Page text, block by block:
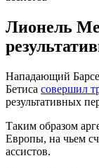
Лионель
Нападающий
Бетиса совершил
результативных
Таким образом
Европы, на чьем
ассистов.